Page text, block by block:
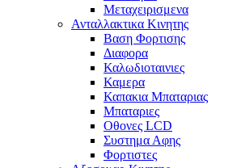
Μεταχειρισμενα
Ανταλλακτικα Κινητης
Βαση Φορτισης
Διαφορα
Καλωδιοταινιες
Καμερα
Καπακια Μπαταριας
Μπαταριες
Οθονες LCD
Συστημα Αφης
Φορτιστες